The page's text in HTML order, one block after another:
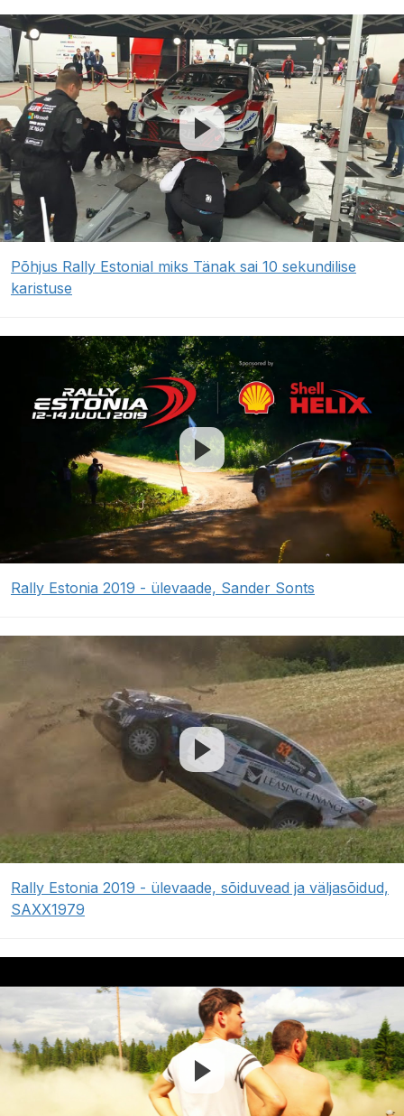
Põhjus Rally Estonial miks Tänak sai 10 sekundilise
karistuse
Rally Estonia 2019 - ülevaade, Sander Sonts
Rally Estonia 2019 - ülevaade, sõiduvead ja väljasõidud,
SAXX1979